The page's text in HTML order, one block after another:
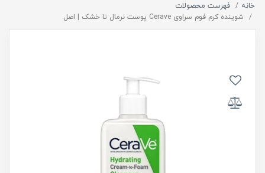
خانه
فهرست محصولات
شوینده کرم فوم سراوی Cerave پوست نرمال تا خشک | اصل